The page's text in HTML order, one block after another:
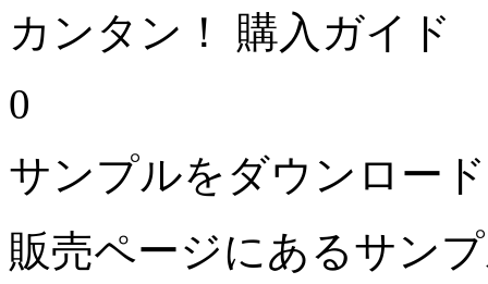
カンタン！ 購入ガイド
0
サンプルをダウンロー
販売ページにあるサン